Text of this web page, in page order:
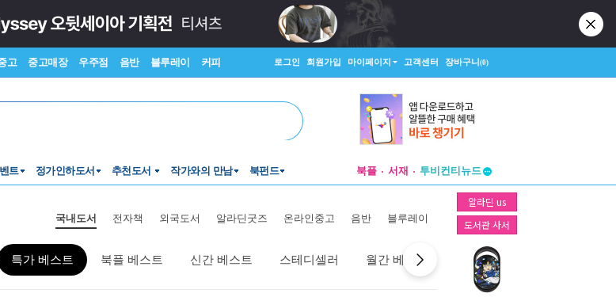
고 중고매장 우주점 음반 블루레이 커피 로그인 회원가입 마이페이지 고객센터 장바구니(0)
트 정가인하도서 추천도서 작가와의 만남 북펀드 북플 서재
투비컨티뉴드
창작플랫폼
투비컨티뉴드
알라딘 us
도서관 사서
국내도서 전자책 외국도서 알라딘굿즈 온라인중고 음반 블루레이
특가 베스트 북플 베스트 신간 베스트 스테디셀러 월간 베스트 역대 베스트